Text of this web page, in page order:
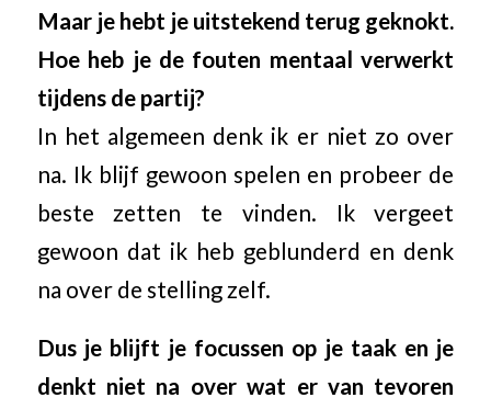
Maar je hebt je uitstekend terug geknokt.
Hoe heb je de fouten mentaal verwerkt
tijdens de partij?
In het algemeen denk ik er niet zo over
na. Ik blijf gewoon spelen en probeer de
beste zetten te vinden. Ik vergeet
gewoon dat ik heb geblunderd en denk
na over de stelling zelf.
Dus je blijft je focussen op je taak en je
denkt niet na over wat er van tevoren